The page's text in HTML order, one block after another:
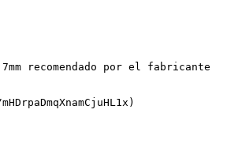
7mm recomendado por el fabricante